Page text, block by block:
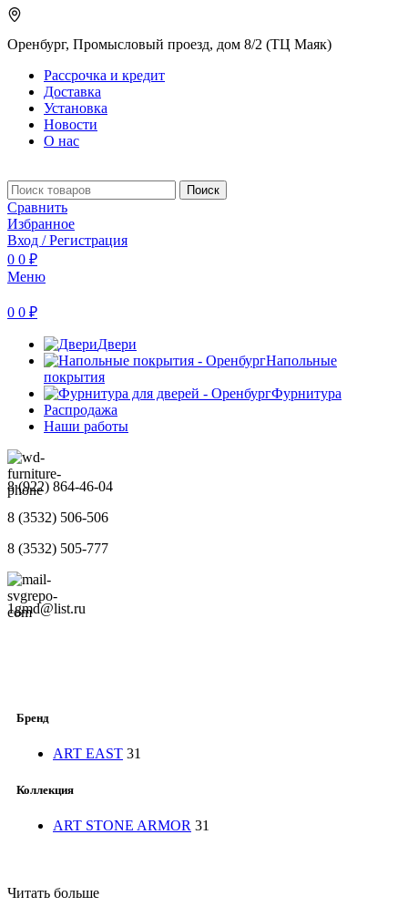
Оренбург, Промысловый проезд, дом 8/2 (ТЦ Маяк)
Рассрочка и кредит
Доставка
Установка
Новости
О нас
Поиск
Сравнить
Избранное
Вход / Регистрация
0 0 ₽
Меню
0 0 ₽
Двери
Напольные
покрытия
Фурнитура
Распродажа
Наши работы
8 (922) 864-46-04
8 (3532) 506-506
8 (3532) 505-777
1gmd@list.ru
Бренд
ART EAST 31
Коллекция
ART STONE ARMOR 31
Читать больше